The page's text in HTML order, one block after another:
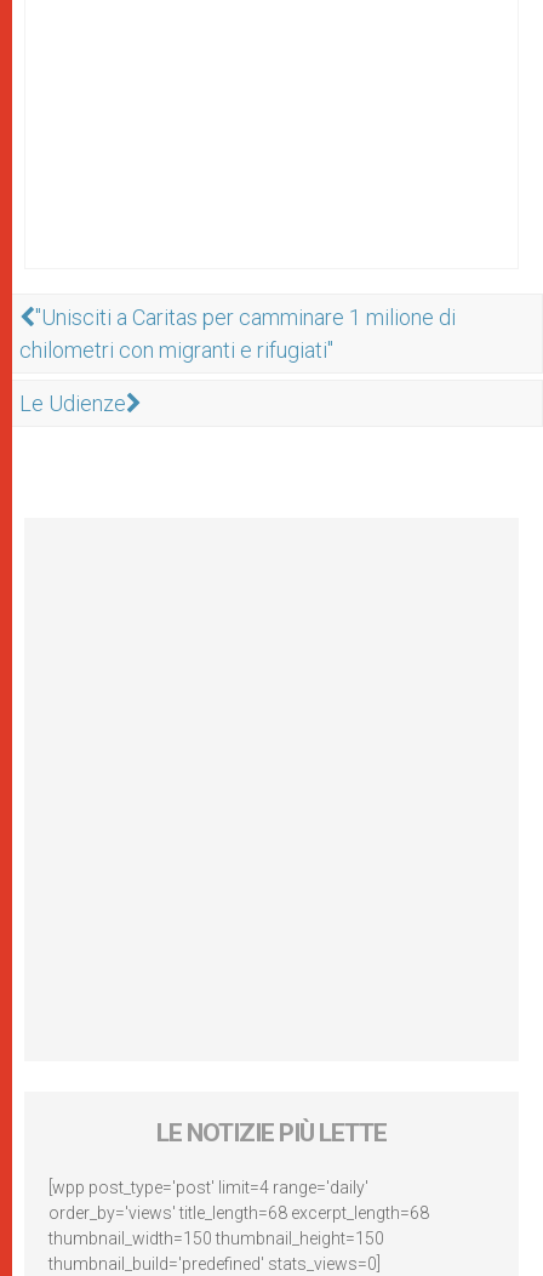
"Unisciti a Caritas per camminare 1 milione di
chilometri con migranti e rifugiati"
Le Udienze
LE NOTIZIE PIÙ LETTE
[wpp post_type='post' limit=4 range='daily'
order_by='views' title_length=68 excerpt_length=68
thumbnail_width=150 thumbnail_height=150
thumbnail_build='predefined' stats_views=0]